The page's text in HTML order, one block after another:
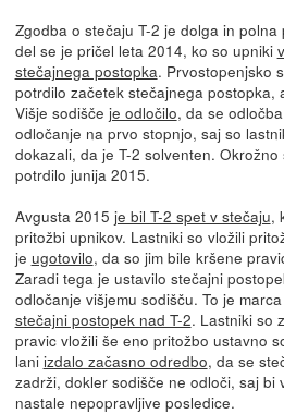
Zgodba o stečaju T-2 je dolga in
del se je pričel leta 2014, ko so upniki
stečajnega postopka. Prvostopenjsko
potrdilo začetek stečajnega postopka,
Višje sodišče je odločilo, da se
odločanje na prvo stopnjo, saj so
dokazali, da je T-2 solventen.
potrdilo junija 2015.
Avgusta 2015 je bil T-2 spet v stečaju,
pritožbi upnikov. Lastniki so vložili
je ugotovilo, da so jim bile kršene
Zaradi tega je ustavilo stečajni
odločanje višjemu sodišču. To je
stečajni postopek nad T-2. Lastniki so
pravic vložili še eno pritožbo ustavno
lani izdalo začasno odredbo, da se
zadrži, dokler sodišče ne odloči, saj bi
nastale nepopravljive posledice.